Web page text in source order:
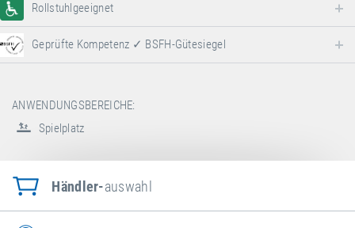
Rollstuhlgeeignet
Geprüfte Kompetenz ✓ BSFH-Gütesiegel
ANWENDUNGSBEREICHE:
Spielplatz
Händler-auswahl